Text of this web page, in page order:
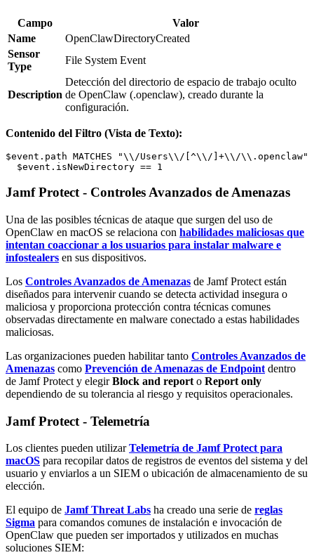
Campo
Valor
Name
OpenClawDirectoryCreated
Sensor
Type
File System Event
Description
Detección del directorio de espacio de trabajo oculto
de OpenClaw (.openclaw), creado durante la
configuración.
Contenido del Filtro (Vista de Texto):
$event.path MATCHES "\\/Users\\/[^\\/]+\\/\\.openclaw"
Jamf Protect - Controles Avanzados de Amenazas
Una de las posibles técnicas de ataque que surgen del uso de
OpenClaw en macOS se relaciona con habilidades maliciosas que
intentan coaccionar a los usuarios para instalar malware e
infostealers en sus dispositivos.
Los Controles Avanzados de Amenazas de Jamf Protect están
diseñados para intervenir cuando se detecta actividad insegura o
maliciosa y proporciona protección contra técnicas comunes
observadas directamente en malware conectado a estas habilidades
maliciosas.
Las organizaciones pueden habilitar tanto Controles Avanzados de
Amenazas como Prevención de Amenazas de Endpoint dentro
de Jamf Protect y elegirBlock and report o Report only
dependiendo de su tolerancia al riesgo y requisitos operacionales.
Jamf Protect - Telemetría
Los clientes pueden utilizarTelemetría de Jamf Protect para
macOS para recopilar datos de registros de eventos del sistema y del
usuario y enviarlos a un SIEM o ubicación de almacenamiento de su
elección.
El equipo de Jamf Threat Labs ha creado una serie de reglas
Sigma para comandos comunes de instalación e invocación de
OpenClaw que pueden ser importados y utilizados en muchas
soluciones SIEM: